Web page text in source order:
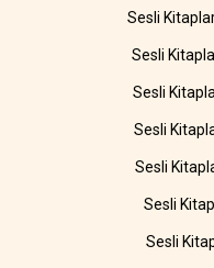
Sesli
Sesli
Sesli
Sesli
Sesli
Sesli
Sesli